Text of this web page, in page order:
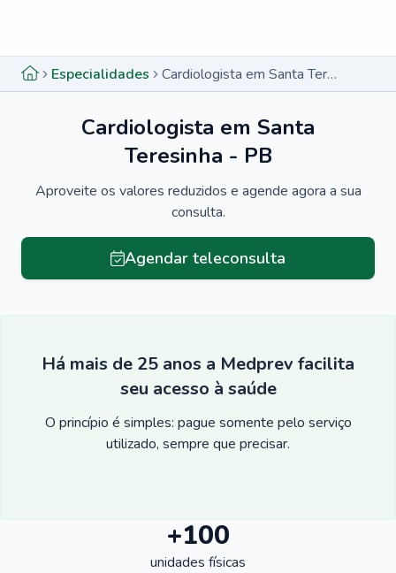
Especialidades Cardiologista em Santa Teresinha - PB
Cardiologista em Santa
Teresinha - PB
Aproveite os valores reduzidos e agende agora a sua
consulta.
Agendar teleconsulta
Há mais de 25 anos a Medprev facilita
seu acesso à saúde
O princípio é simples: pague somente pelo serviço
utilizado, sempre que precisar.
+100
unidades físicas